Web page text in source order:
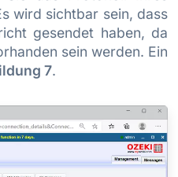
wird sichtbar sein, dass
gesendet haben, da
sein werden. Ein
7.